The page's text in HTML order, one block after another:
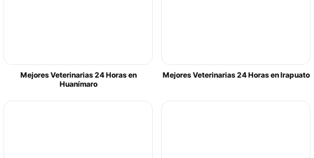
Mejores Veterinarias 24 Horas en
Huanímaro
Mejores Veterinarias 24 Horas en Irapuato